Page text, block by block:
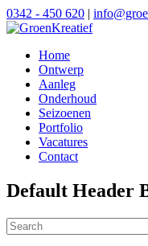
0342 - 450 620 |
Home
Ontwerp
Aanleg
Onderhoud
Seizoenen
Portfolio
Vacatures
Contact
Default Header